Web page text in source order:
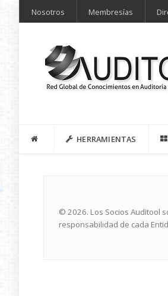
Nosotros Membresías
HERRAMIENTAS
© 2026. Los Socios Auditool
responsabilidad de cada